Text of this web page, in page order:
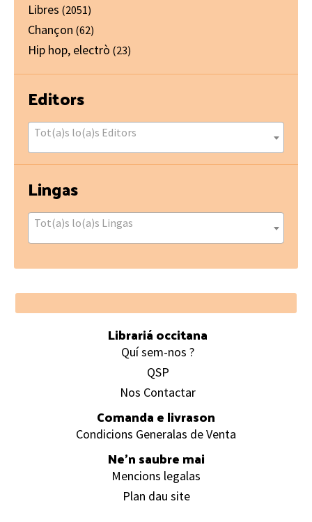
Libres (2051)
Chançon (62)
Hip hop, electrò (23)
Editors
Tot(a)s lo(a)s Editors
Lingas
Tot(a)s lo(a)s Lingas
Footer
Librariá occitana
Quí sem-nos ?
QSP
Nos Contactar
Comanda e livrason
Condicions Generalas de Venta
Ne’n saubre mai
Mencions legalas
Plan dau site